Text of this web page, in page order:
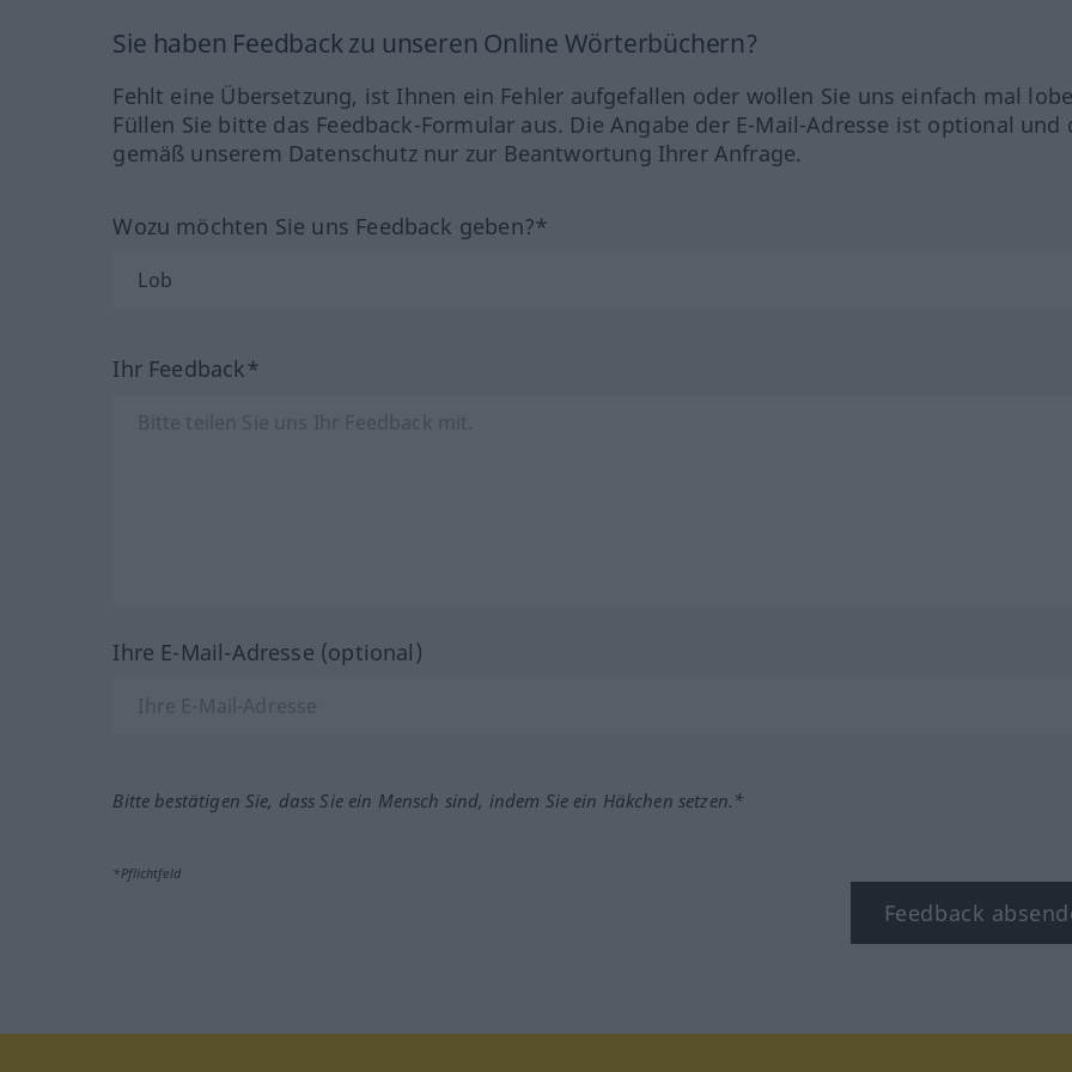
Sie haben Feedback zu unseren Online Wörterbüchern?
Fehlt eine Übersetzung, ist Ihnen ein Fehler aufgefallen oder wollen Sie uns einfach mal
Füllen Sie bitte das Feedback-Formular aus. Die Angabe der E-Mail-Adresse ist optional und
gemäß unserem Datenschutz nur zur Beantwortung Ihrer Anfrage.
Wozu möchten Sie uns Feedback geben?*
Ihr Feedback*
Ihre E-Mail-Adresse (optional)
Bitte bestätigen Sie, dass Sie ein Mensch sind, indem Sie ein Häkchen setzen.*
*Pflichtfeld
Feedback